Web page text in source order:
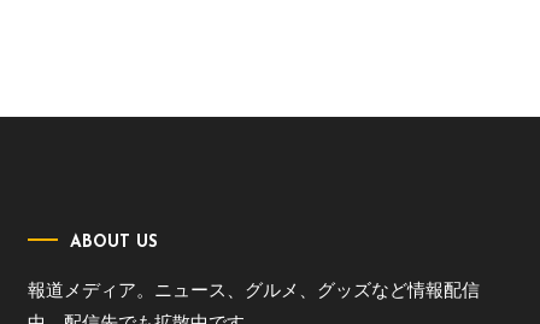
ABOUT US
報道メディア。ニュース、グルメ、グッズなど情報配信